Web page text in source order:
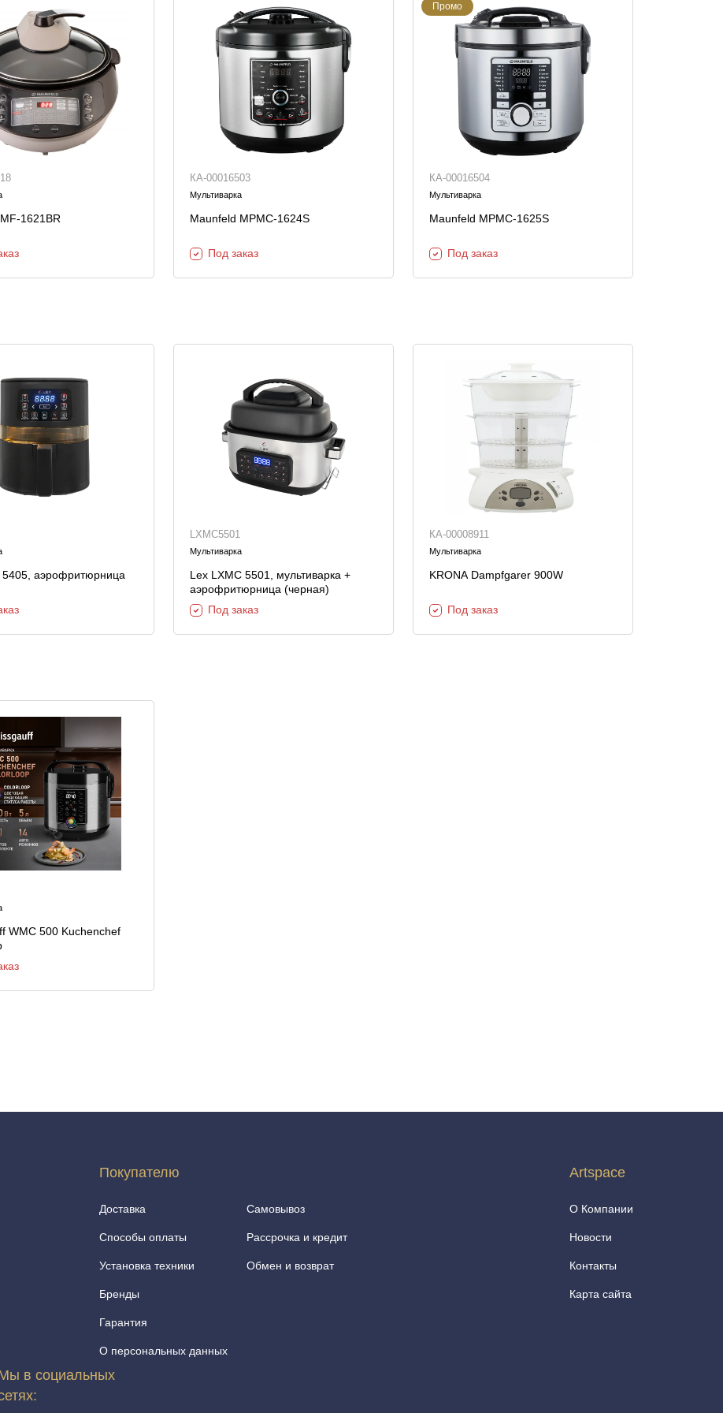
Шкафы и
стеллажи
Витрины
Шкафы
Стеллажи
Мебель для
гостиной
1621BR
КА-00016503
Мультиварка
Maunfeld MPMC-1624S
Под заказ
Промо
КА-00016504
Мультиварка
Maunfeld MPMC-1625S
Под заказ
5405, аэрофритюрница
LXMC5501
Мультиварка
Lex LXMC 5501, мультиварка +
аэрофритюрница (черная)
Под заказ
КА-00008911
Мультиварка
KRONA Dampfgarer 900W
Под заказ
WMC 500 Kuchenchef
Покупателю
Доставка
Способы оплаты
Установка техники
Бренды
Гарантия
О персональных данных
Самовывоз
Рассрочка и кредит
Обмен и возврат
Artspace
О Компании
Новости
Контакты
Карта сайта
в социальных